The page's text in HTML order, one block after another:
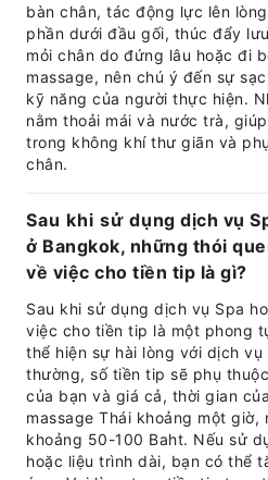
bàn chân, tác động lực lên
phần dưới đầu gối, thúc đẩy
mỏi chân do đứng lâu hoặc đi
massage, nên chú ý đến sự
kỹ năng của người thực hiện.
nằm thoải mái và nước trà,
trong không khí thư giãn và
chân.
Sau khi sử dụng dịch vụ
ở Bangkok, những thói
về việc cho tiền tip là gì?
Sau khi sử dụng dịch vụ Spa
việc cho tiền tip là một phong
thể hiện sự hài lòng với dịch
thường, số tiền tip sẽ phụ
của bạn và giá cả, thời gian
massage Thái khoảng một giờ,
khoảng 50-100 Baht. Nếu sử
hoặc liệu trình dài, bạn có thể